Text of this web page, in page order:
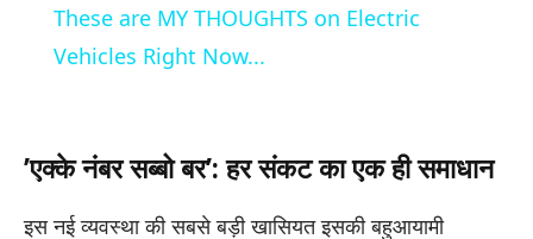
These are MY THOUGHTS on Electric
Vehicles Right Now...
​’एक्के नंबर सब्बो बर’: हर संकट का एक ही समाधान
​इस नई व्यवस्था की सबसे बड़ी खासियत इसकी बहुआयामी